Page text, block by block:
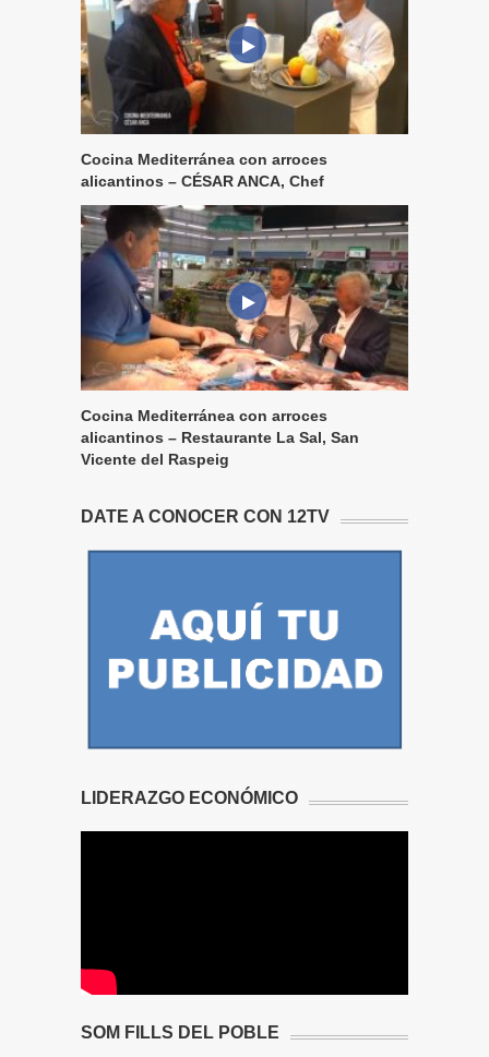
Cocina Mediterránea con arroces
alicantinos – CÉSAR ANCA, Chef
Cocina Mediterránea con arroces
alicantinos – Restaurante La Sal, San
Vicente del Raspeig
DATE A CONOCER CON 12TV
LIDERAZGO ECONÓMICO
SOM FILLS DEL POBLE